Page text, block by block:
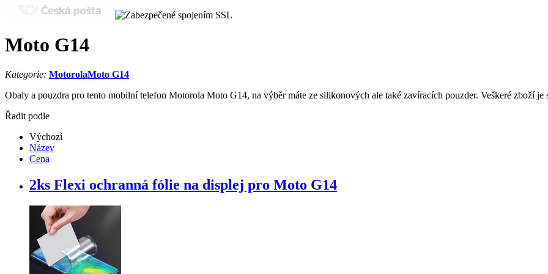
Moto G14
Kategorie: MotorolaMoto G14
Obaly a pouzdra pro tento mobilní telefon Motorola Moto G14, na výběr máte ze silikonových ale také zavíracích pouzder. Veškeré zboží je
Řadit podle
Výchozí
Název
Cena
2ks Flexi ochranná fólie na displej pro Moto G14